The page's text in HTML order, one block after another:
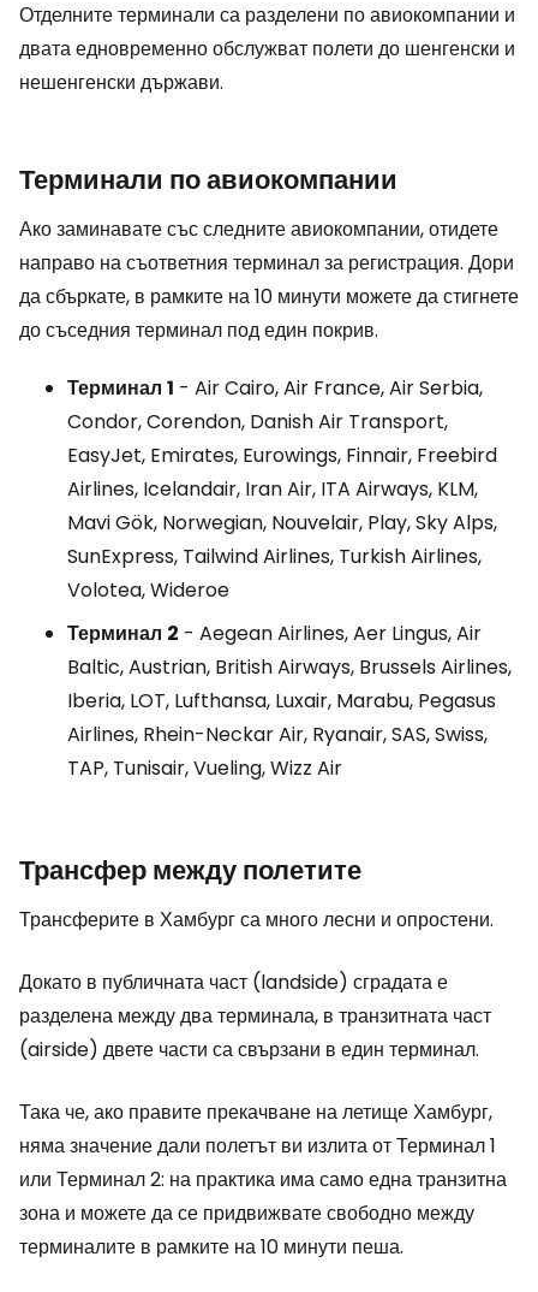
Отделните терминали са разделени по авиокомпании и
двата едновременно обслужват полети до шенгенски и
нешенгенски държави.
Терминали по авиокомпании
Ако заминавате със следните авиокомпании, отидете
направо на съответния терминал за регистрация. Дори
да сбъркате, в рамките на 10 минути можете да стигнете
до съседния терминал под един покрив.
Терминал 1 - Air Cairo, Air France, Air Serbia,
Condor, Corendon, Danish Air Transport,
EasyJet, Emirates, Eurowings, Finnair, Freebird
Airlines, Icelandair, Iran Air, ITA Airways, KLM,
Mavi Gök, Norwegian, Nouvelair, Play, Sky Alps,
SunExpress, Tailwind Airlines, Turkish Airlines,
Volotea, Wideroe
Терминал 2 - Aegean Airlines, Aer Lingus, Air
Baltic, Austrian, British Airways, Brussels Airlines,
Iberia, LOT, Lufthansa, Luxair, Marabu, Pegasus
Airlines, Rhein-Neckar Air, Ryanair, SAS, Swiss,
TAP, Tunisair, Vueling, Wizz Air
Трансфер между полетите
Трансферите в Хамбург са много лесни и опростени.
Докато в публичната част (landside) сградата е
разделена между два терминала, в транзитната част
(airside) двете части са свързани в един терминал.
Така че, ако правите прекачване на летище Хамбург,
няма значение дали полетът ви излита от Терминал 1
или Терминал 2: на практика има само една транзитна
зона и можете да се придвижвате свободно между
терминалите в рамките на 10 минути пеша.